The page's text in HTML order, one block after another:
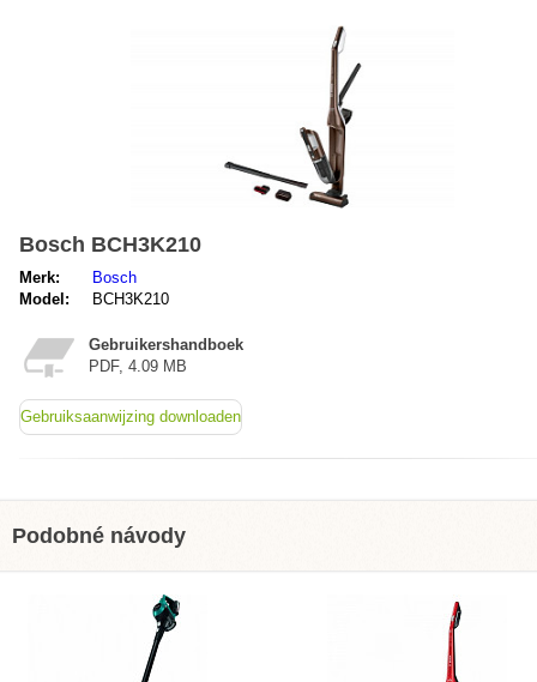
Bosch BCH3K210
Merk:
Bosch
Model:
BCH3K210
Gebruikershandboek
PDF, 4.09 MB
Gebruiksaanwijzing downloaden
Podobné návody